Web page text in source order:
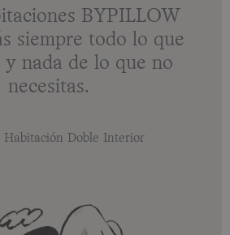
BYPILLOW
siempre todo lo que
y nada de lo que no
necesitas.
Habitación Doble Interior